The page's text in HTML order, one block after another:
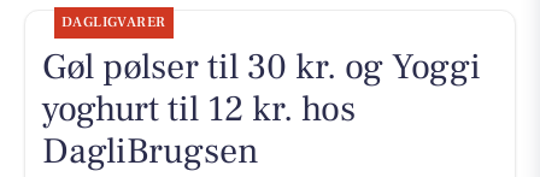
DAGLIGVARER
Gøl pølser til 30 kr. og Yoggi
yoghurt til 12 kr. hos
DagliBrugsen